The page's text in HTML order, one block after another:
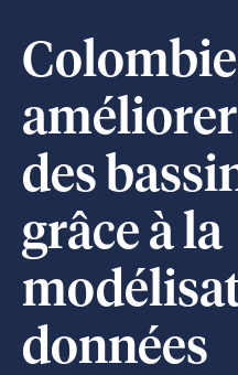
des
grâce à la
données